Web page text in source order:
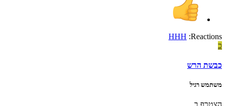
Reactions:
HHH
כ
כבשת הרש
משתמש רגיל